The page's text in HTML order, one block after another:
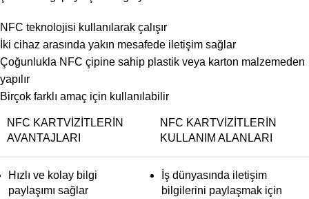
NFC teknolojisi kullanılarak çalışır
İki cihaz arasında yakın mesafede iletişim sağlar
Çoğunlukla NFC çipine sahip plastik veya karton malzemeden
yapılır
Birçok farklı amaç için kullanılabilir
NFC KARTVIZITLERIN
AVANTAJLARI
NFC KARTVIZITLERIN
KULLANIM ALANLARI
Hızlı ve kolay bilgi
paylaşımı sağlar
İş dünyasında iletişim
bilgilerini paylaşmak için